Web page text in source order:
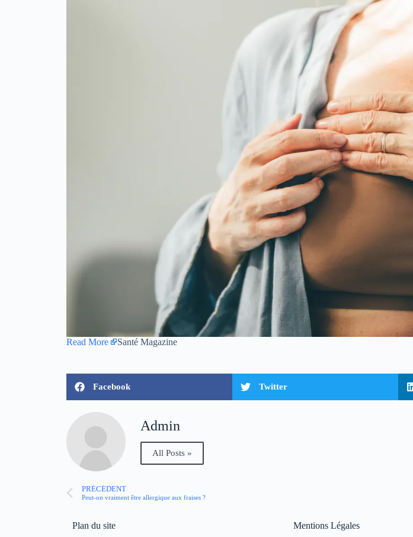
Read More Santé Magazine
Facebook Twitter
Admin
All Posts »
PRÉCÉDENT
Peut-on vraiment être allergique aux fraises ?
Plan du site Mentions Légales